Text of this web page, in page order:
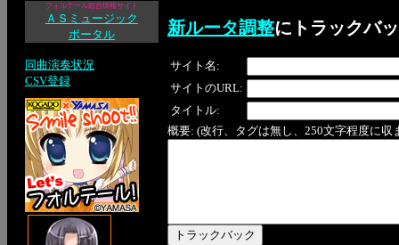
フォルテール総合情報サイト
ＡＳミュージック
ポータル
同曲演奏状況
CSV登録
新ルータ調整にトラックバ
サイト名:
サイトのURL:
タイトル:
概要: (改行、タグは無し、250文字程度に収